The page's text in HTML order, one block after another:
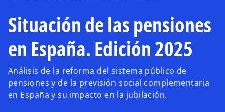
Situación de las pensiones
en España. Edición 2025
Análisis de la reforma del sistema público de
pensiones y de la previsión social complementaria
en España y su impacto en la jubilación.